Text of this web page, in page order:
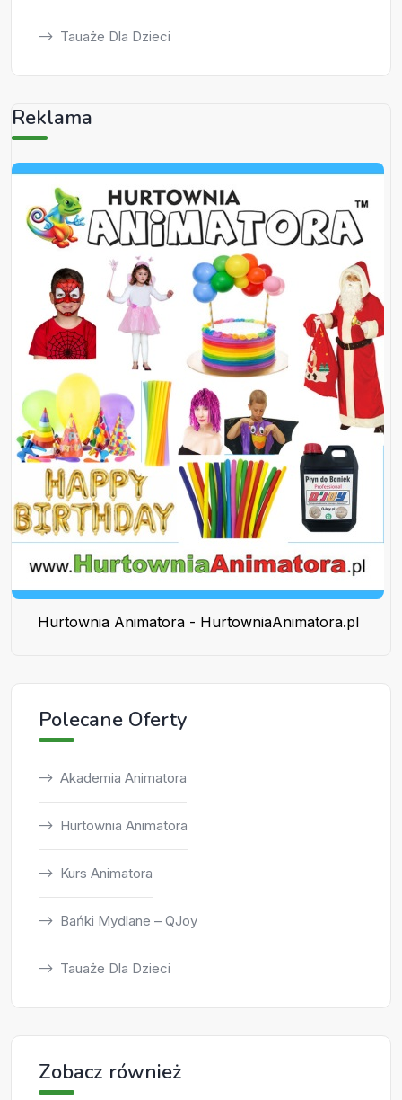
Tauaże Dla Dzieci
Reklama
Hurtownia Animatora - HurtowniaAnimatora.pl
Polecane Oferty
Akademia Animatora
Hurtownia Animatora
Kurs Animatora
Bańki Mydlane – QJoy
Tauaże Dla Dzieci
Zobacz również